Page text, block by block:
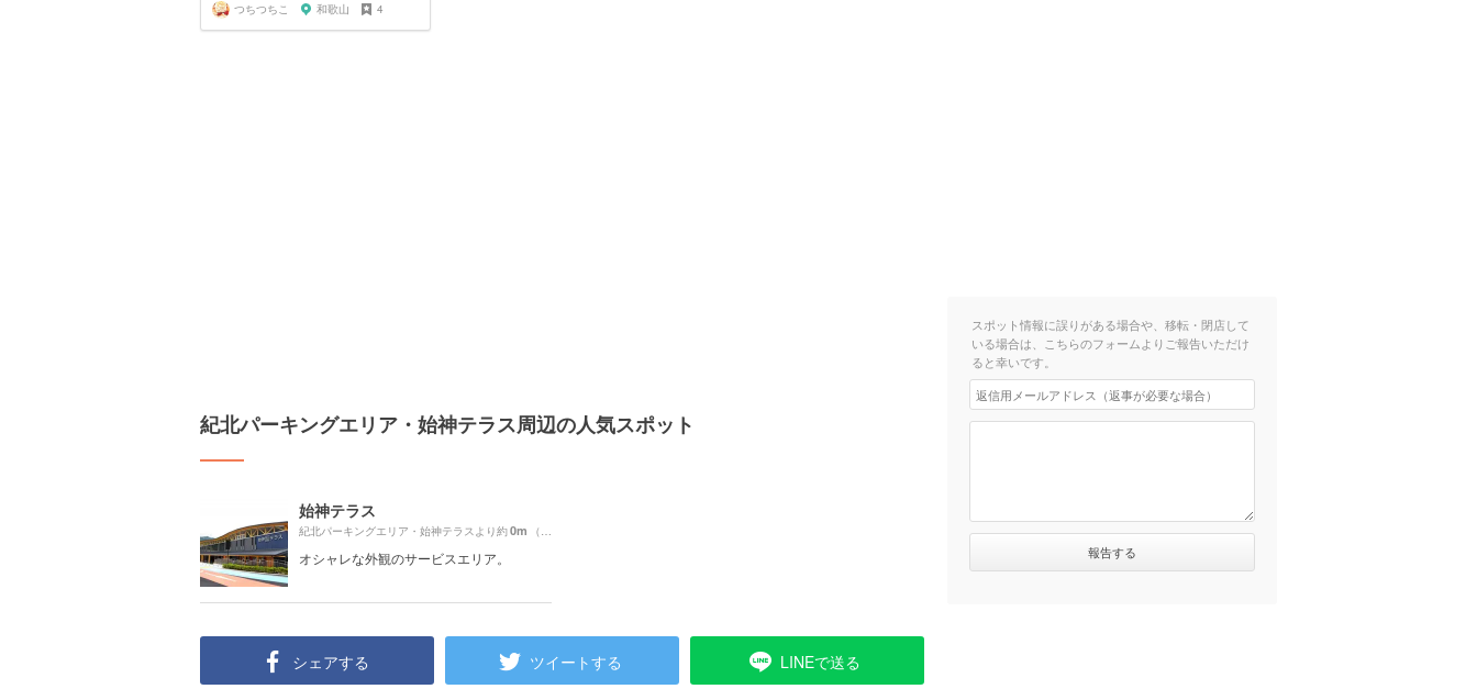
つちつちこ 和歌山 4
紀北パーキングエリア・始神テラス周辺の人気スポット
始神テラス
紀北パーキングエリア・始神テラスより約0m （徒歩0分）
オシャレな外観のサービスエリア。
シェアする ツイートする LINEで送る
スポット情報に誤りがある場合や、移転・閉店して
いる場合は、こちらのフォームよりご報告いただけ
ると幸いです。